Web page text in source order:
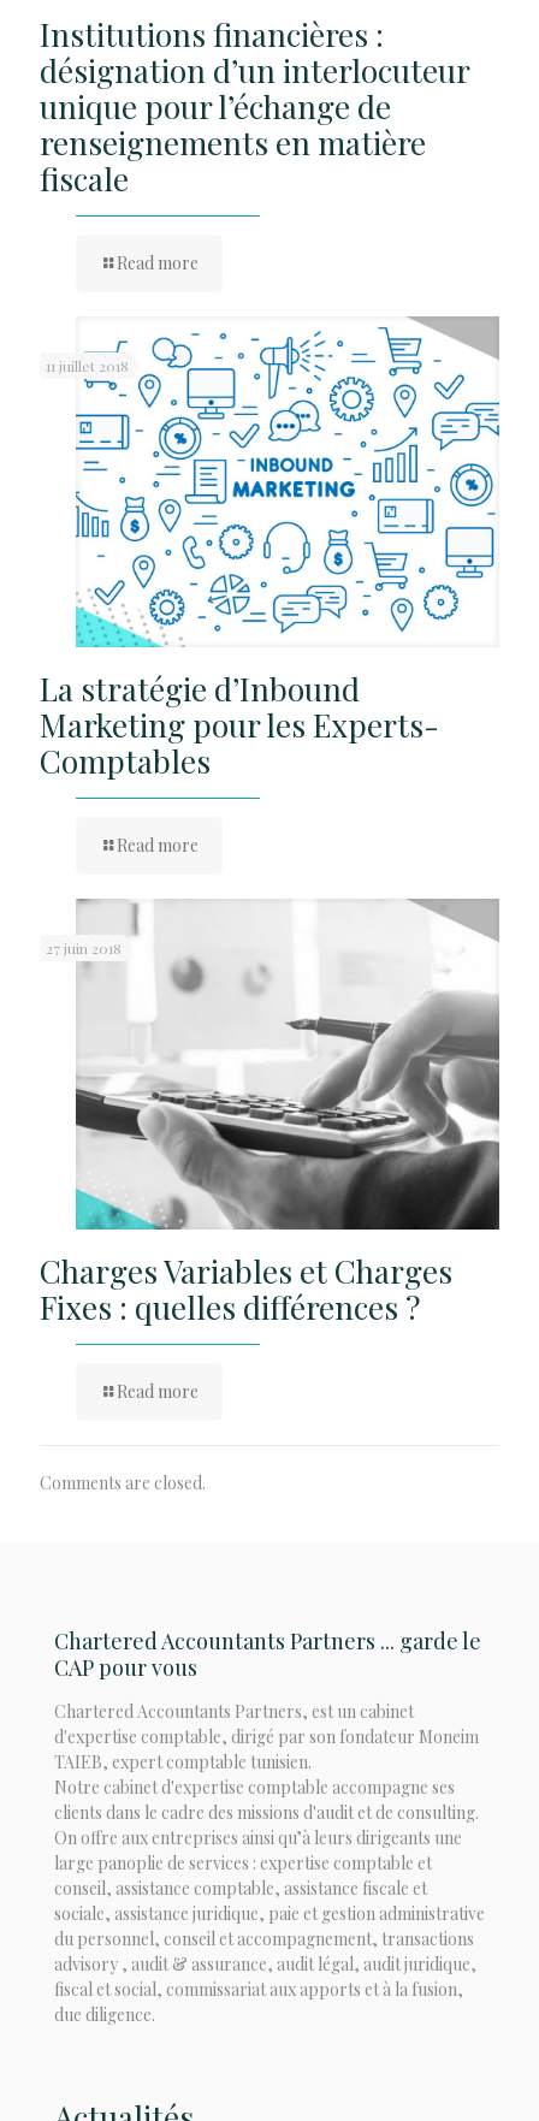
Institutions financières :
désignation d’un interlocuteur
unique pour l’échange de
renseignements en matière
fiscale
Read more
11 juillet 2018
La stratégie d’Inbound
Marketing pour les Experts-
Comptables
Read more
27 juin 2018
Charges Variables et Charges
Fixes : quelles différences ?
Read more
Comments are closed.
Chartered Accountants Partners ... garde le
CAP pour vous
Chartered Accountants Partners, est un cabinet
d'expertise comptable, dirigé par son fondateur Moneim
TAIEB, expert comptable tunisien.
Notre cabinet d'expertise comptable accompagne ses
clients dans le cadre des missions d'audit et de consulting.
On offre aux entreprises ainsi qu’à leurs dirigeants une
large panoplie de services : expertise comptable et
conseil, assistance comptable, assistance fiscale et
sociale, assistance juridique, paie et gestion administrative
du personnel, conseil et accompagnement, transactions
advisory , audit & assurance, audit légal, audit juridique,
fiscal et social, commissariat aux apports et à la fusion,
due diligence.